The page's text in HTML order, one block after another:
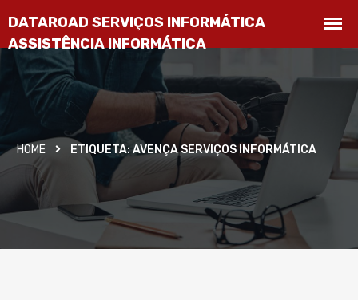
HOME ETIQUETA: AVENÇA SERVIÇOS INFORMÁTICA